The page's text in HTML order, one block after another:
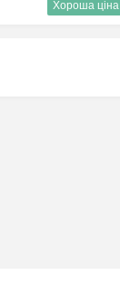
Хороша ціна